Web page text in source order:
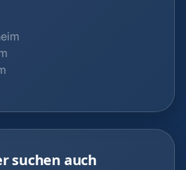
suchen auch